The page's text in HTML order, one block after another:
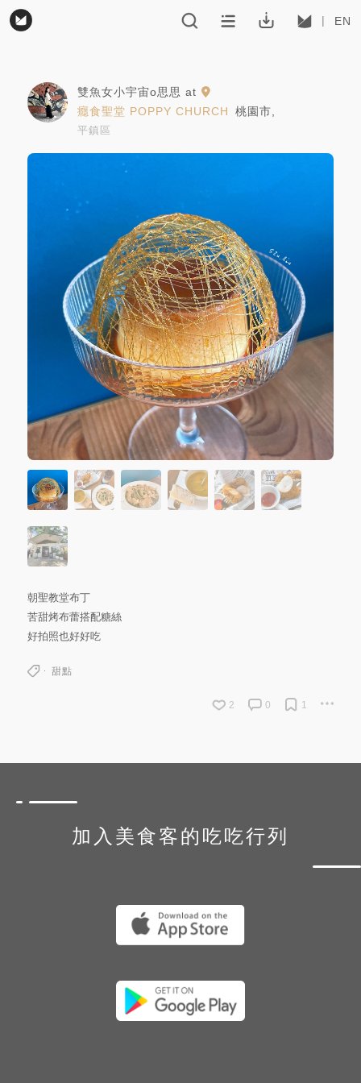
EN
雙魚女小宇宙o思思 at
癮食聖堂 POPPY CHURCH
桃園市
平鎮區
朝聖教堂布丁
苦甜烤布蕾搭配糖絲
好拍照也好好吃
甜點
2 0 1
加入美食客的吃吃行列